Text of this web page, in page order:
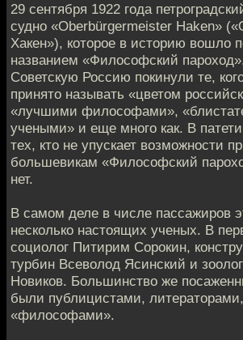
29 сентября 1922 года
судно «Oberbürgermeister Haken»
Хакен»), которое в историю вошло
названием «Философский
Советскую Россию покинули те,
принято называть «цветом
«лучшими философами»,
учеными» и еще много как. В
тех, кто не упускает возможности
большевикам «Философский
нет.
В самом деле в числе пассажиров
несколько настоящих ученых. В
социолог Питирим Сорокин,
турбин Всеволод Ясинский и
Новиков. Большинство же
были публицистами,
«философами».